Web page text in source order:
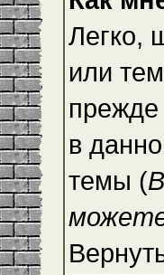
Легко,
или
в
темы (